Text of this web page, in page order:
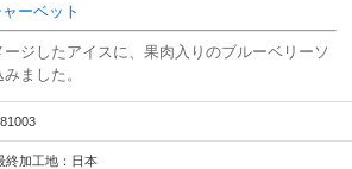
ーベット
ジしたアイスに、果肉入りのブルーベリーソ
ました。
終加工地：日本